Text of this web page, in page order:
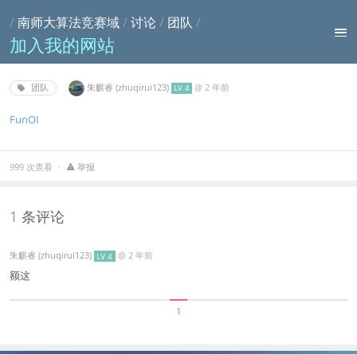
/南师大算法竞赛域/讨论 / 团队 /
加入我的网站
团队 朱麒睿 (zhuqirui123) LV 4 @ 2 年前
FunOI
999 次查看 举报
1 条评论
朱麒睿 (zhuqirui123) LV 4 @ 2 年前
额这
1